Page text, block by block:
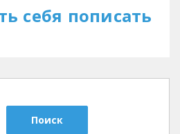
себя пописать
Поиск